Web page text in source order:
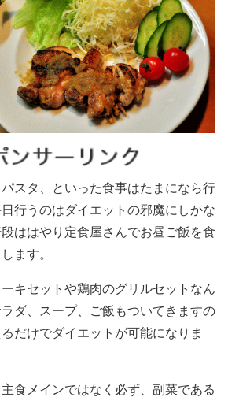
スタ、といった食事はたまになら行
行うのはダイエットの邪魔にしかな
ははやり定食屋さんでお昼ご飯を食
ます。
キセットや鶏肉のグリルセットなん
ダ、スープ、ご飯もついてきますの
だけでダイエットが可能になりま
食メインではなく必ず、副菜である